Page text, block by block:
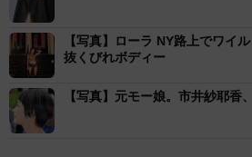
【写真】ローラ NY路上でワイ
抜くびれボディー
【写真】元モー娘。市井紗耶香